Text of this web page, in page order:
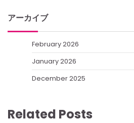
アーカイブ
February 2026
January 2026
December 2025
Related Posts